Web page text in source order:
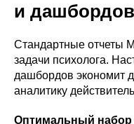
и дашбордов
Стандартные отчеты
задачи психолога.
дашбордов экономит
аналитику
Оптимальный